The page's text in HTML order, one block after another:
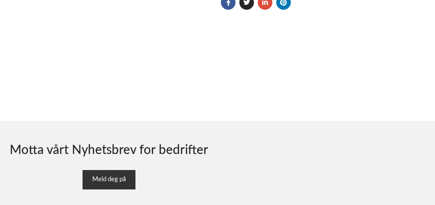
Motta vårt Nyhetsbrev for bedrifter
Meld deg på